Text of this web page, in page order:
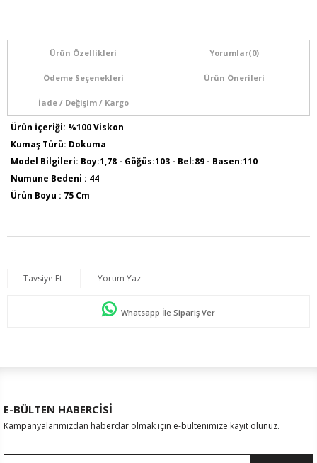
Ürün Özellikleri Yorumlar(0)
Ödeme Seçenekleri Ürün Önerileri
İade / Değişim / Kargo
Ürün İçeriği: %100 Viskon
Kumaş Türü: Dokuma
Model Bilgileri: Boy:1,78 - Göğüs:103 - Bel:89 - Basen:110
Numune Bedeni : 44
Ürün Boyu : 75 Cm
Tavsiye Et Yorum Yaz
Whatsapp İle Sipariş Ver
E-BÜLTEN HABERCİSİ
Kampanyalarımızdan haberdar olmak için e-bültenimize kayıt olunuz.